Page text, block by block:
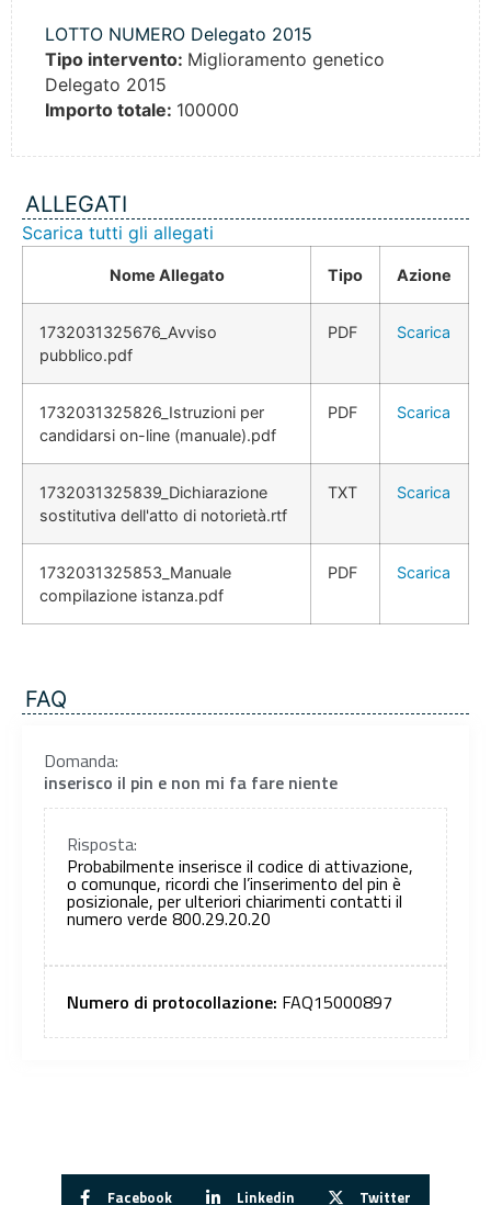
LOTTO NUMERO Delegato 2015
Tipo intervento: Miglioramento genetico
Delegato 2015
Importo totale: 100000
ALLEGATI
Scarica tutti gli allegati
Nome Allegato Tipo Azione
1732031325676_Avviso
pubblico.pdf
PDF Scarica
1732031325826_Istruzioni per
candidarsi on-line (manuale).pdf
PDF Scarica
1732031325839_Dichiarazione
sostitutiva dell'atto di notorietà.rtf
TXT Scarica
1732031325853_Manuale
compilazione istanza.pdf
PDF Scarica
FAQ
Domanda:
inserisco il pin e non mi fa fare niente
Risposta:
Probabilmente inserisce il codice di attivazione,
o comunque, ricordi che l’inserimento del pin è
posizionale, per ulteriori chiarimenti contatti il
numero verde 800.29.20.20
Numero di protocollazione: FAQ15000897
Facebook Linkedin Twitter